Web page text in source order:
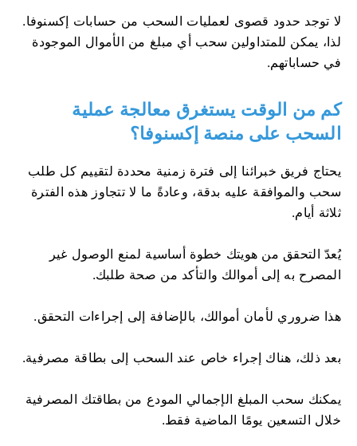
لا توجد حدود قصوى لعمليات السحب من حسابات إكسنوفا.
لذا، يمكن للمتداولين سحب أي مبلغ من الأموال الموجودة
في حساباتهم.
كم من الوقت يستغرق معالجة عملية
السحب على منصة إكسنوفا؟
يحتاج فريق خبرائنا إلى فترة زمنية محددة لتقييم كل طلب
سحب والموافقة عليه بدقة، وعادةً ما لا تتجاوز هذه الفترة
ثلاثة أيام.
يُعدّ التحقق من هويتك خطوة أساسية لمنع الوصول غير
المصرح به إلى أموالك والتأكد من صحة طلبك.
هذا ضروري لأمان أموالك، بالإضافة إلى إجراءات التحقق.
بعد ذلك، هناك إجراء خاص عند السحب إلى بطاقة مصرفية.
يمكنك سحب المبلغ الإجمالي المودع من بطاقتك المصرفية
خلال التسعين يومًا الماضية فقط.